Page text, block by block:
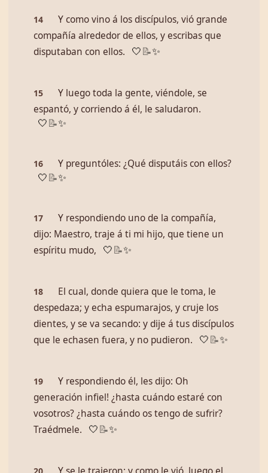
14
Y como vino á los discípulos, vió grande
compañía alrededor de ellos, y escribas que
disputaban con ellos.
🤍 📝✨
15
Y luego toda la gente, viéndole, se
espantó, y corriendo á él, le saludaron.
🤍 📝✨
16 Y preguntóles: ¿Qué disputáis con ellos?
🤍 📝✨
17
Y respondiendo uno de la compañía,
dijo: Maestro, traje á ti mi hijo, que tiene un
espíritu mudo,
🤍 📝✨
18
El cual, donde quiera que le toma, le
despedaza; y echa espumarajos, y cruje los
dientes, y se va secando: y dije á tus discípulos
que le echasen fuera, y no pudieron.
🤍 📝✨
19
Y respondiendo él, les dijo: ­Oh
generación infiel! ¿hasta cuándo estaré con
vosotros? ¿hasta cuándo os tengo de sufrir?
Traédmele.
🤍 📝✨